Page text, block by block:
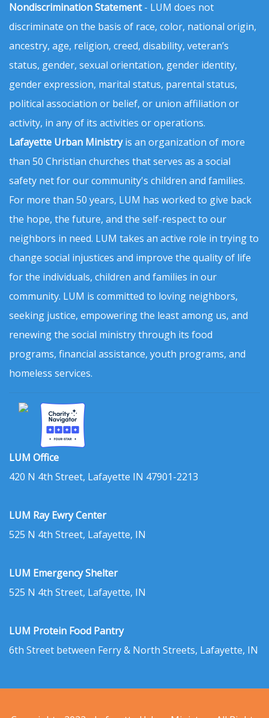
Nondiscrimination Statement- LUM does not
discriminate on the basis of race, color, national origin,
ancestry, age, religion, creed, disability, veteran’s
status, gender, sexual orientation, gender identity,
gender expression, marital status, parental status,
political association or belief, or union affiliation or
activity, in any of its activities or operations.
Lafayette Urban Ministryis an organization of more
than 50 Christian churches that serves as a social
safety net for our community's children and families.
For more than 50 years, LUM has worked to give back
the hope, the future, and the self-respect to our
neighbors in need. LUM takes an active role in trying to
change social injustices and improve the quality of life
for the individuals, children and families in our
community. LUM is committed to loving neighbors,
seeking justice, empowering the least among us, and
renewing the social ministry through its food
programs, financial assistance, youth programs, and
homeless services.
LUM Office
420 N 4th Street, Lafayette IN 47901-2213
LUM Ray Ewry Center
525 N 4th Street, Lafayette, IN
LUM Emergency Shelter
525 N 4th Street, Lafayette, IN
LUM Protein Food Pantry
6th Street between Ferry & North Streets, Lafayette, IN